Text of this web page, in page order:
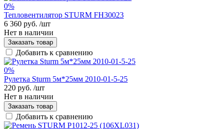
0%
Тепловентилятор STURM FH30023
6 360 руб. /шт
Нет в наличии
Заказать товар
Добавить к сравнению
0%
Рулетка Sturm 5м*25мм 2010-01-5-25
220 руб. /шт
Нет в наличии
Заказать товар
Добавить к сравнению